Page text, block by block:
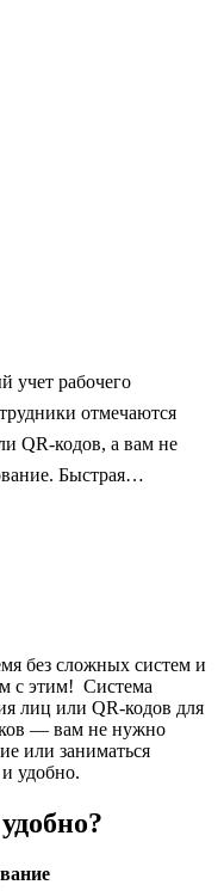
учет рабочего
отмечаются
QR-кодов, а вам не
Быстрая
времени и
без сложных систем и
с этим! Система
лиц или QR-кодов для
— вам не нужно
или заниматься
удобно.